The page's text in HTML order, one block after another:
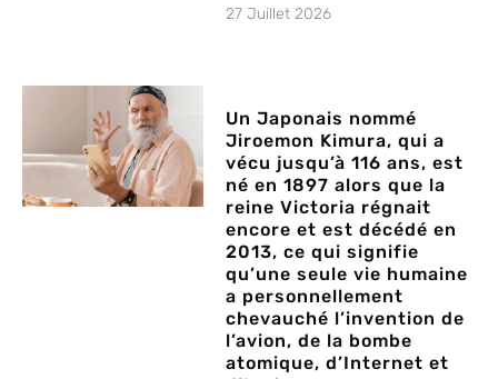
27 Juillet 2026
Un Japonais nommé
Jiroemon Kimura, qui a
vécu jusqu’à 116 ans, est
né en 1897 alors que la
reine Victoria régnait
encore et est décédé en
2013, ce qui signifie
qu’une seule vie humaine
a personnellement
chevauché l’invention de
l’avion, de la bombe
atomique, d’Internet et